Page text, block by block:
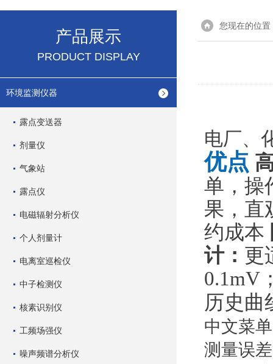
产品展示
PRODUCT DISPLAY
环境监测仪器
露点变送器
剂量仪
气象站
露点仪
电磁辐射分析仪
个人剂量计
电离室巡检仪
中子检测仪
核素识别仪
工频场强仪
噪声频谱分析仪
您现在的位置
电厂、
优点
单，操
果，直
约成本
计： 更
0.1mV
历史
中文菜
测量误